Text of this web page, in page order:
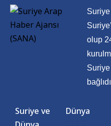
olup
Suriye
Suriye ve
Dünya